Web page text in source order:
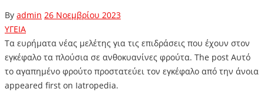
By admin 26 Νοεμβρίου 2023
ΥΓΕΙΑ
Τα ευρήματα νέας μελέτης για τις επιδράσεις που έχουν στον
εγκέφαλο τα πλούσια σε ανθοκυανίνες φρούτα. The post Αυτό
το αγαπημένο φρούτο προστατεύει τον εγκέφαλο από την άνοια
appeared first on Iatropedia.